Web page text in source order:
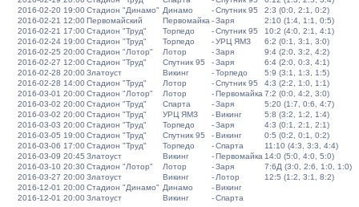
2016-02-20 19:00Стадион "Динамо" Динамо -Спутник 95
2:3 (0:0, 2:1, 0:2)
2016-02-21 12:00Первомайский Первомайка -Заря
2:10 (1:4, 1:1, 0:5)
2016-02-21 17:00Стадион "Труд" Торпедо -Спутник 95
10:2 (4:0, 2:1, 4:1)
2016-02-24 19:00Стадион "Труд" Торпедо -УРЦ ЯМЗ
6:2 (0:1, 3:1, 3:0)
2016-02-25 20:00Стадион "Лотор" Лотор -Заря
9:4 (2:0, 3:2, 4:2)
2016-02-27 12:00Стадион "Труд" Спутник 95 -Заря
6:4 (2:0, 0:3, 4:1)
2016-02-28 20:00Златоуст Викинг -Торпедо
5:9 (3:1, 1:3, 1:5)
2016-02-28 14:00Стадион "Труд" Лотор -Спутник 95
4:3 (2:2, 1:0, 1:1)
2016-03-01 20:00Стадион "Лотор" Лотор -Первомайка 7:2 (0:0, 4:2, 3:0)
2016-03-02 20:00Стадион "Труд" Спарта -Заря
5:20 (1:7, 0:6, 4:7)
2016-03-02 20:00Стадион "Труд" УРЦ ЯМЗ -Викинг
5:8 (3:2, 1:2, 1:4)
2016-03-03 20:00Стадион "Труд" Торпедо -Заря
4:3 (0:1, 2:1, 2:1)
2016-03-05 19:00Стадион "Труд" Спутник 95 -Викинг
0:5 (0:2, 0:1, 0:2)
2016-03-06 17:00Стадион "Труд" Торпедо -Спарта
11:10 (4:3, 3:3, 4:4)
2016-03-09 20:45 Златоуст Викинг -Первомайка 14:0 (5:0, 4:0, 5:0)
2016-03-10 20:30Стадион "Лотор" Лотор -Заря
7:6Д (3:0, 2:6, 1:0, 1:0)
2016-03-27 20:00Златоуст Викинг - Лотор
12:5 (1:2, 3:1, 8:2)
2016-12-01 20:00Стадион "Динамо" Динамо -Викинг
2016-12-01 20:00Златоуст Викинг -Спарта